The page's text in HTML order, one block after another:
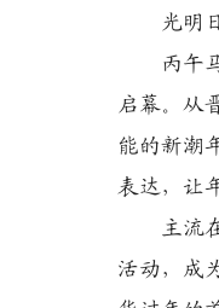
光明日
丙午马
启幕。从
能的新潮
表达，让
主流在
活动，成